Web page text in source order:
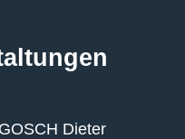
Dieter